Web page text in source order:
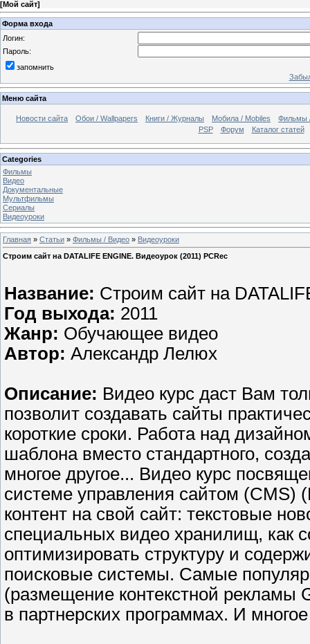
[Мой сайт]
Форма входа
Логин:
Пароль:
запомнить
Меню сайта
Новости сайта Обои / Wallpapers Книги / Журналы Мобила / Mobiles
Фильмы
PSP
Форум Каталог статей
Categories
Фильмы
Видео
Документальные
Мультфильмы
Сериалы
Видеоуроки
Главная » Статьи » Фильмы / Видео » Видеоуроки
Строим сайт на DATALIFE ENGINE. Видеоурок (2011) PCRec
Название: Строим сайт на
Год выхода: 2011
Жанр: Обучающее видео
Автор: Александр Лелюх
Описание: Видео курс даст Вам
позволит создавать сайты
короткие сроки. Работа над
шаблона вместо стандартного,
многое другое... Видео курс
системе управления сайтом (CMS)
контент на свой сайт: текстовые
специальных видео хранилищ, как
оптимизировать структуру и
поисковые системы. Самые
(размещение контекстной рекламы
в партнерских программах. И многое